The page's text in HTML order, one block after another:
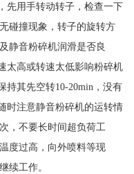
先用手转动转子，检查一下
碰撞现象，转子的旋转方
静音粉碎机润滑是否良
太高或转速太低影响粉碎机
持其先空转10-20min，没有
时注意静音粉碎机的运转情
，不要长时间超负荷工
度过高，向外喷料等现
续工作。